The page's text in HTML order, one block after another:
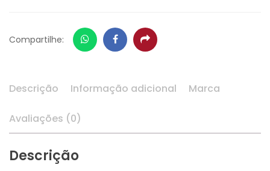
Compartilhe: WhatsappFacebookShare
Descrição Informação adicional Marca
Avaliações (0)
Descrição